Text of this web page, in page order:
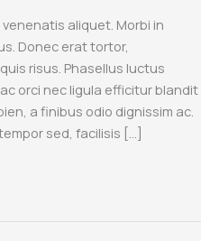
aliquet. Morbi in
Donec erat tortor,
risus. Phasellus luctus
orci nec ligula efficitur blandit
a finibus odio dignissim ac.
sed, facilisis […]